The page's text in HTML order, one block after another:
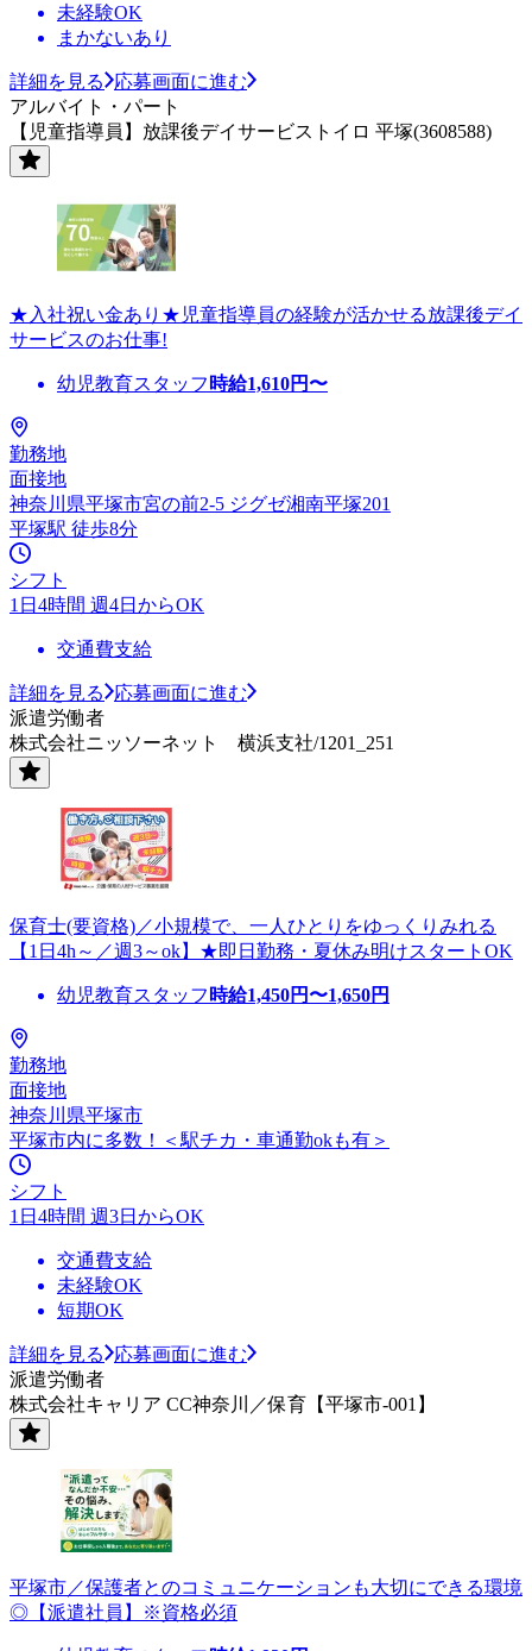
未経験OK
まかないあり
詳細を見る
応募画面に進む
アルバイト・パート
【児童指導員】放課後デイサービストイロ 平塚(3608588)
★入社祝い金あり★児童指導員の経験が活かせる放課後デイ
サービスのお仕事!
幼児教育スタッフ 時給1,610円〜
勤務地
面接地
神奈川県平塚市宮の前2-5 ジグゼ湘南平塚201
平塚駅 徒歩8分
シフト
1日4時間 週4日からOK
交通費支給
詳細を見る
応募画面に進む
派遣労働者
株式会社ニッソーネット 横浜支社/1201_251
保育士(要資格)／小規模で、一人ひとりをゆっくりみれる
【1日4h～／週3～ok】★即日勤務・夏休み明けスタートOK
幼児教育スタッフ 時給1,450円〜1,650円
勤務地
面接地
神奈川県平塚市
平塚市内に多数！＜駅チカ・車通勤okも有＞
シフト
1日4時間 週3日からOK
交通費支給
未経験OK
短期OK
詳細を見る
応募画面に進む
派遣労働者
株式会社キャリア CC神奈川／保育【平塚市-001】
平塚市／保護者とのコミュニケーションも大切にできる環境
◎【派遣社員】※資格必須